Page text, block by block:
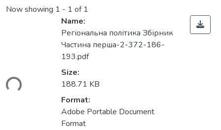
Now showing 1 - 1 of 1
Name:
Регіональна політика Збірник
Частина перша-2-372-186-
193.pdf
Size:
188.71 KB
Format:
Adobe Portable Document
Format